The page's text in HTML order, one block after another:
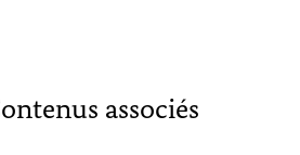
associés